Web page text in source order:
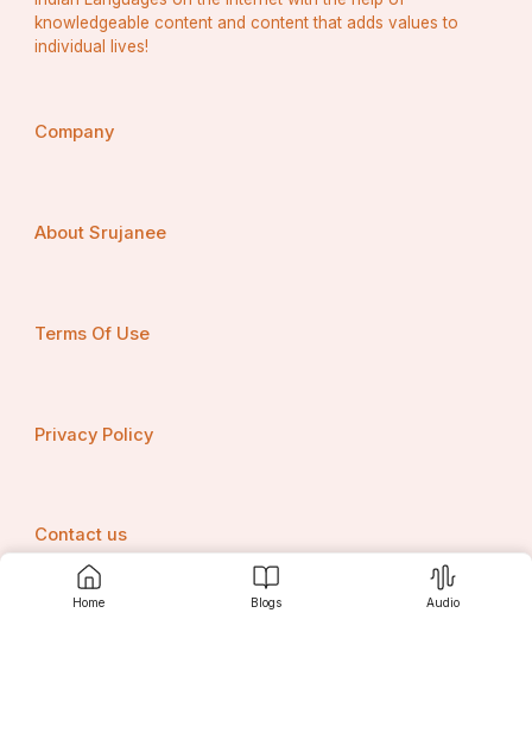
Home Blogs Audio
ଲସତ୍ପୂତଚିତ୍ତେ ସଦାବିର୍ଭବତ୍ତେ ।
ମହାମେଘକାଳୀ ସୁରକ୍ତାପି ଶୁଭ୍ରା
knowledgeable content and content that adds values to
individual lives!
Company
About Srujanee
Terms Of Use
Privacy Policy
Contact us